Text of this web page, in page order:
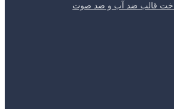
قالب ضد آب و ضد صوت